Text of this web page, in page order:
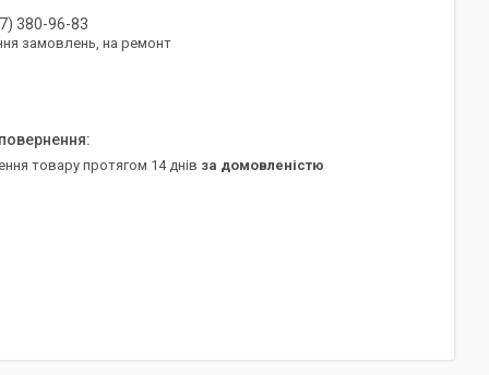
380-96-83
замовлень, на ремонт
товару протягом 14 днів за домовленістю